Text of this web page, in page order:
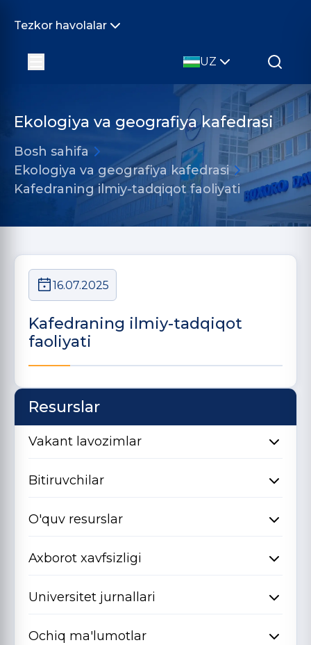
Tezkor havolalar
UZ
Ekologiya va geografiya kafedrasi
Bosh sahifa
Ekologiya va geografiya kafedrasi
Kafedraning ilmiy-tadqiqot faoliyati
16.07.2025
Kafedraning ilmiy-tadqiqot
faoliyati
Resurslar
Vakant lavozimlar
Bitiruvchilar
O'quv resurslar
Axborot xavfsizligi
Universitet jurnallari
Ochiq ma'lumotlar